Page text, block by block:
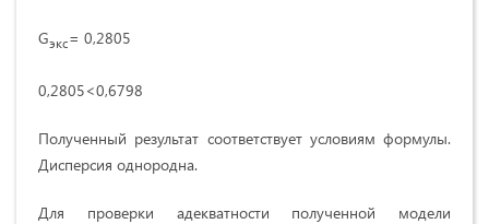
Gэкс= 0,2805
0,2805<0,6798
Полученный результат соответствует условиям формулы.
Дисперсия однородна.
Для проверки адекватности полученной модели